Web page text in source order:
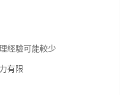
經驗可能較少
有限